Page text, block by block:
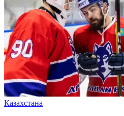
Казахстана